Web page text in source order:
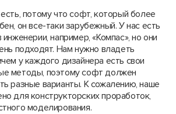
потому что софт, который более
он все-таки зарубежный. У нас есть
например, «Компас», но они
подходят. Нам нужно владеть
у каждого дизайнера есть свои
методы, поэтому софт должен
разные варианты. К сожалению, наше
для конструкторских проработок,
моделирования.